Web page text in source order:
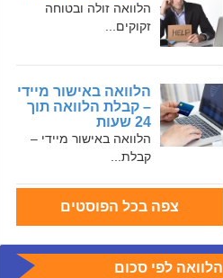
הלוואה זולה ובטוחה
זקוקים...
הלוואה באישור מיידי
– קבלת הלוואה תוך
24 שעות
הלוואה באישור מיידי –
קבלת...
צפה בכל הפוסטים
הלוואה לפי סכום